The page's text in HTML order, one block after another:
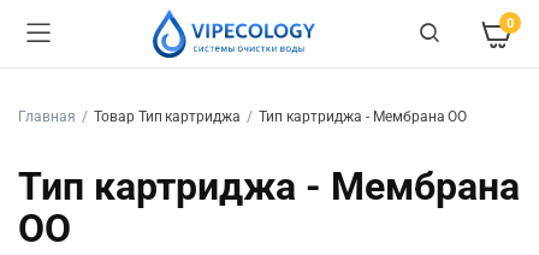
0
Главная Товар Тип картриджа Тип картриджа - Мембрана ОО
Тип картриджа - Мембрана
ОО